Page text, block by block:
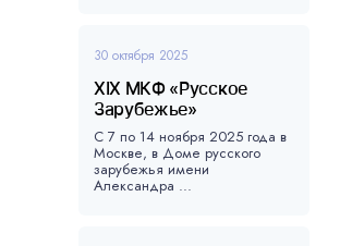
30 октября 2025
XIX МКФ «Русское
Зарубежье»
С 7 по 14 ноября 2025 года в
Москве, в Доме русского
зарубежья имени
Александра ...